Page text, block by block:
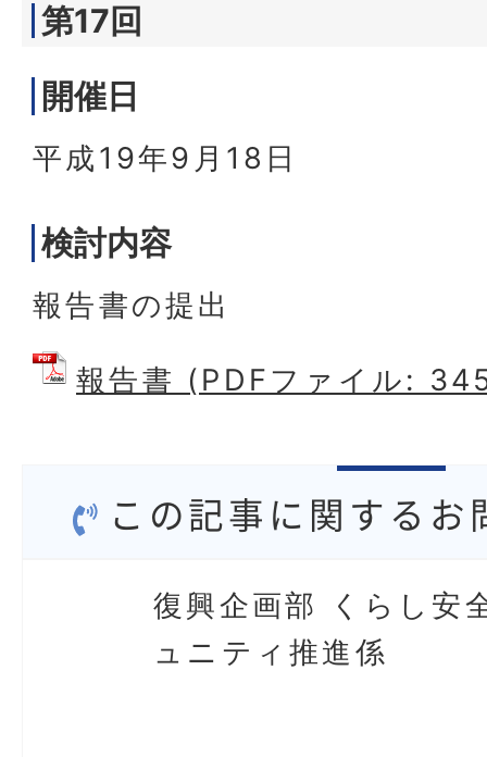
第17回
開催日
平成19年9月18日
検討内容
報告書の提出
報告書 (PDFファイル:
この記事に関するお
復興企画部 くらし安
ュニティ推進係